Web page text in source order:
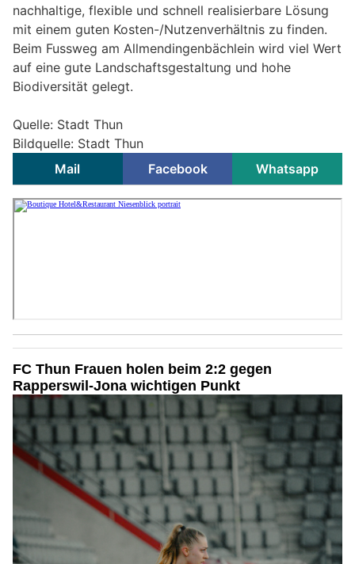
nachhaltige, flexible und schnell realisierbare Lösung
mit einem guten Kosten-/Nutzenverhältnis zu finden.
Beim Fussweg am Allmendingenbächlein wird viel Wert
auf eine gute Landschaftsgestaltung und hohe
Biodiversität gelegt.
Quelle: Stadt Thun
Bildquelle: Stadt Thun
Mail
Facebook Whatsapp
FC Thun Frauen holen beim 2:2 gegen
Rapperswil-Jona wichtigen Punkt